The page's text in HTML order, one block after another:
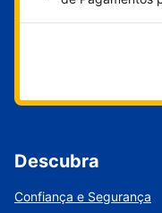
Descubra
Confiança e Segurança